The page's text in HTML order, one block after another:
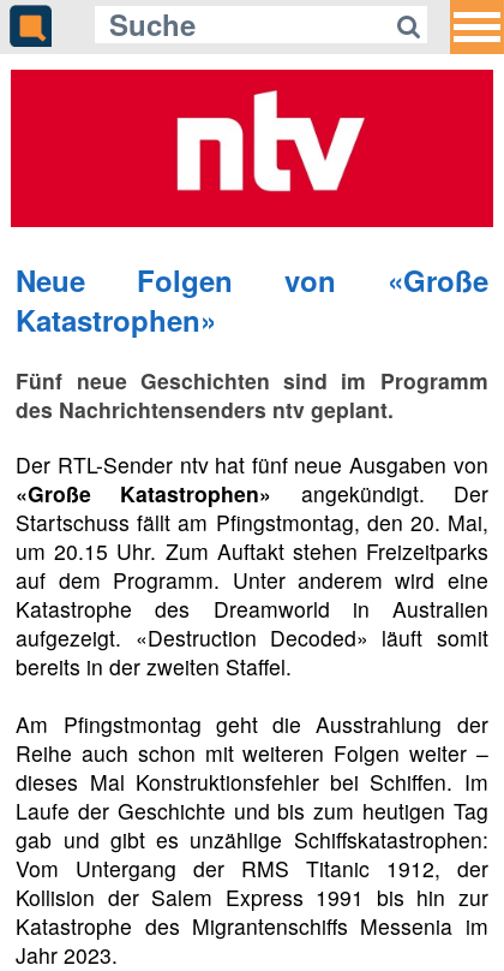
Neue Folgen von «Große
Katastrophen»
Fünf neue Geschichten sind im Programm
des Nachrichtensenders ntv geplant.
Der RTL-Sender ntv hat fünf neue Ausgaben von
«Große Katastrophen» angekündigt. Der
Startschuss fällt am Pfingstmontag, den 20. Mai,
um 20.15 Uhr. Zum Auftakt stehen Freizeitparks
auf dem Programm. Unter anderem wird eine
Katastrophe des Dreamworld in Australien
aufgezeigt. «Destruction Decoded» läuft somit
bereits in der zweiten Staffel.
Am Pfingstmontag geht die Ausstrahlung der
Reihe auch schon mit weiteren Folgen weiter –
dieses Mal Konstruktionsfehler bei Schiffen. Im
Laufe der Geschichte und bis zum heutigen Tag
gab und gibt es unzählige Schiffskatastrophen:
Vom Untergang der RMS Titanic 1912, der
Kollision der Salem Express 1991 bis hin zur
Katastrophe des Migrantenschiffs Messenia im
Jahr 2023.